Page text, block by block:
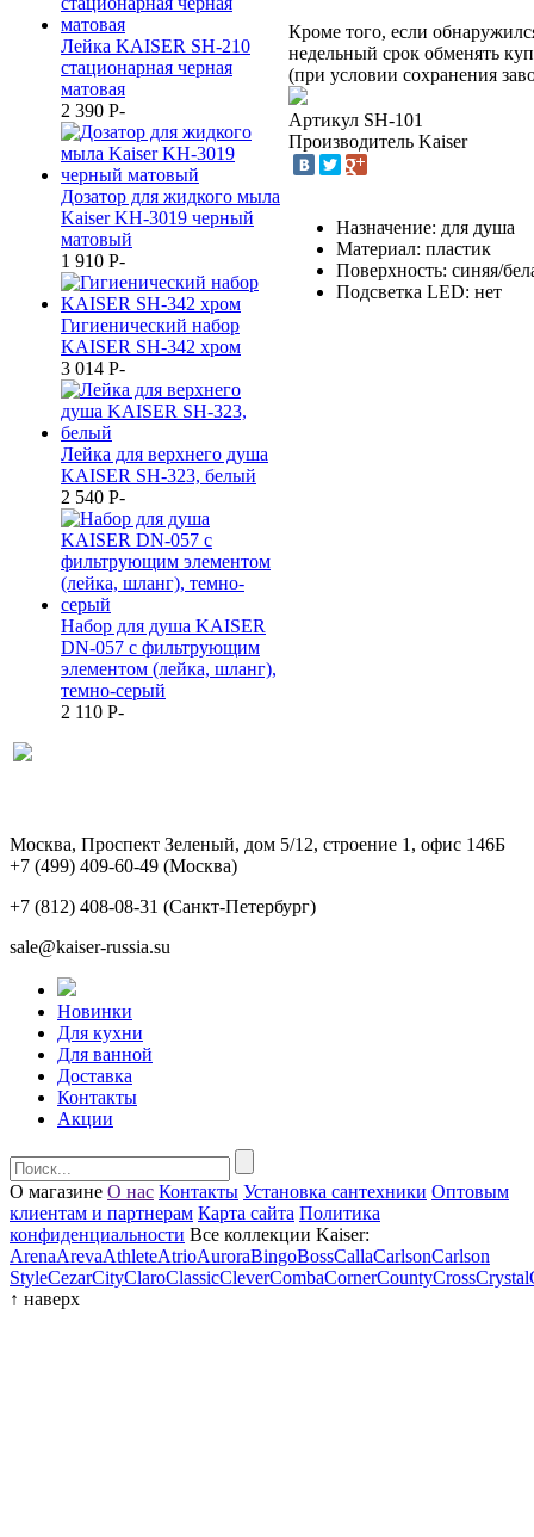
Лейка KAISER SH-210
стационарная черная
матовая
2 390 P-
Дозатор для жидкого мыла
Kaiser KH-3019 черный
матовый
1 910 P-
Гигиенический набор
KAISER SH-342 хром
3 014 P-
Лейка для верхнего душа
KAISER SH-323, белый
2 540 P-
Набор для душа KAISER
DN-057 с фильтрующим
элементом (лейка, шланг),
темно-серый
2 110 P-
Кроме того, если
недельный срок обменять
(при условии сохранения
Артикул SH-101
Производитель Kaiser
Назначение: для душа
Материал: пластик
Поверхность: синяя/
Подсветка LED: нет
Москва, Проспект Зеленый, дом 5/12, строение 1, офис 146Б
+7 (499) 409-60-49 (Москва)
+7 (812) 408-08-31 (Санкт-Петербург)
sale@kaiser-russia.su
Новинки
Для кухни
Для ванной
Доставка
Контакты
Акции
О магазине О нас Контакты Установка сантехники Оптовым
клиентам и партнерам Карта сайта Политика
конфиденциальности Все коллекции Kaiser:
ArenaArevaAthleteAtrioAuroraBingoBossCallaCarlsonCarlson
StyleCezarCityClaroClassicCleverCombaCornerCountyCrossCrystal
↑ наверх